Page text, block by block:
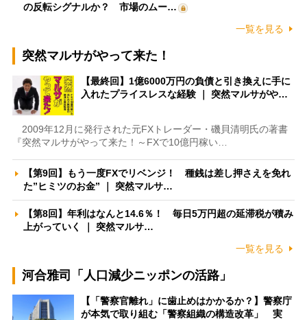
の反転シグナルか？ 市場のムー…
一覧を見る
突然マルサがやって来た！
【最終回】1億6000万円の負債と引き換えに手に
入れたプライスレスな経験 ｜ 突然マルサがや…
2009年12月に発行された元FXトレーダー・磯貝清明氏の著書
『突然マルサがやって来た！～FXで10億円稼い…
【第9回】もう一度FXでリベンジ！ 種銭は差し押さえを免れ
た”ヒミツのお金” ｜ 突然マルサ…
【第8回】年利はなんと14.6％！ 毎日5万円超の延滞税が積み
上がっていく ｜ 突然マルサ…
一覧を見る
河合雅司「人口減少ニッポンの活路」
【「警察官離れ」に歯止めはかかるか？】警察庁
が本気で取り組む「警察組織の構造改革」 実